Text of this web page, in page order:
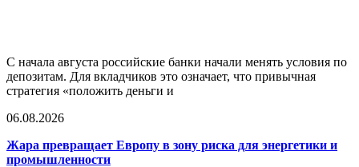
С начала августа российские банки начали менять условия по
депозитам. Для вкладчиков это означает, что привычная
стратегия «положить деньги и
06.08.2026
Жара превращает Европу в зону риска для энергетики и
промышленности